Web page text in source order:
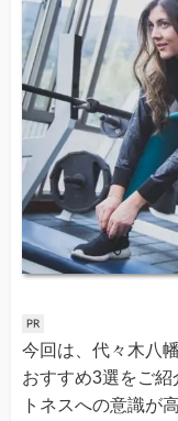
今回は、代々木八
おすすめ3選をご
トネスへの意識が